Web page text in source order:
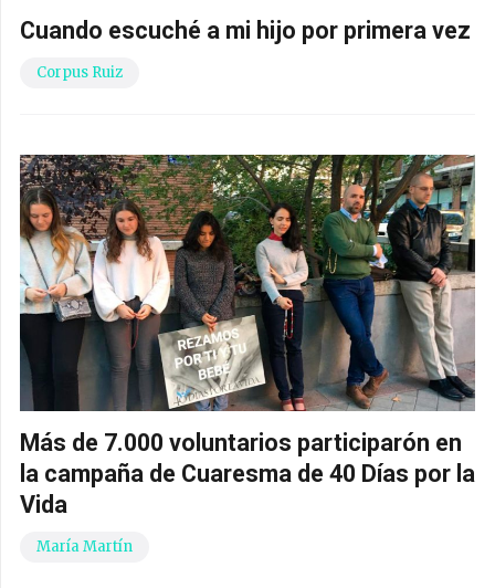
Cuando escuché a mi hijo por primera vez
Corpus Ruiz
Más de 7.000 voluntarios participarón en
la campaña de Cuaresma de 40 Días por la
Vida
María Martín